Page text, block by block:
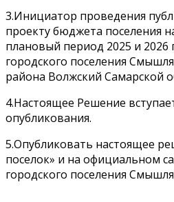
3.Инициатор проведения
проекту бюджета поселения
плановый период 2025 и 2026
городского поселения
района Волжский Самарской
4.Настоящее Решение
опубликования.
5.Опубликовать настоящее
поселок» и на официальном
городского поселения